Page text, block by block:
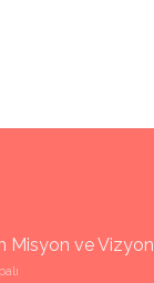
Misyon ve Vizyon